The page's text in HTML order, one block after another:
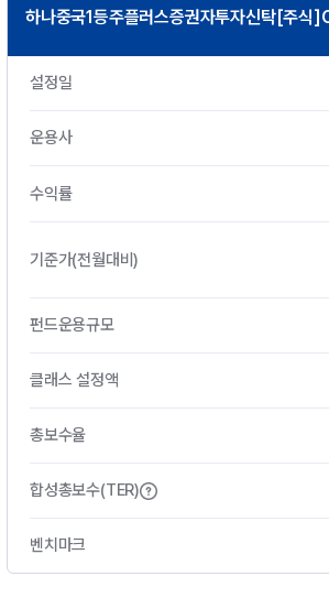
하나중국1등주플러스증권자투자신탁[주
설정일
운용사
수익률
기준가(전월대비)
펀드운용규모
클래스 설정액
총보수율
합성총보수(TER)
벤치마크